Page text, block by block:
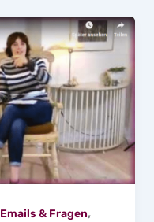
Emails & Fragen,